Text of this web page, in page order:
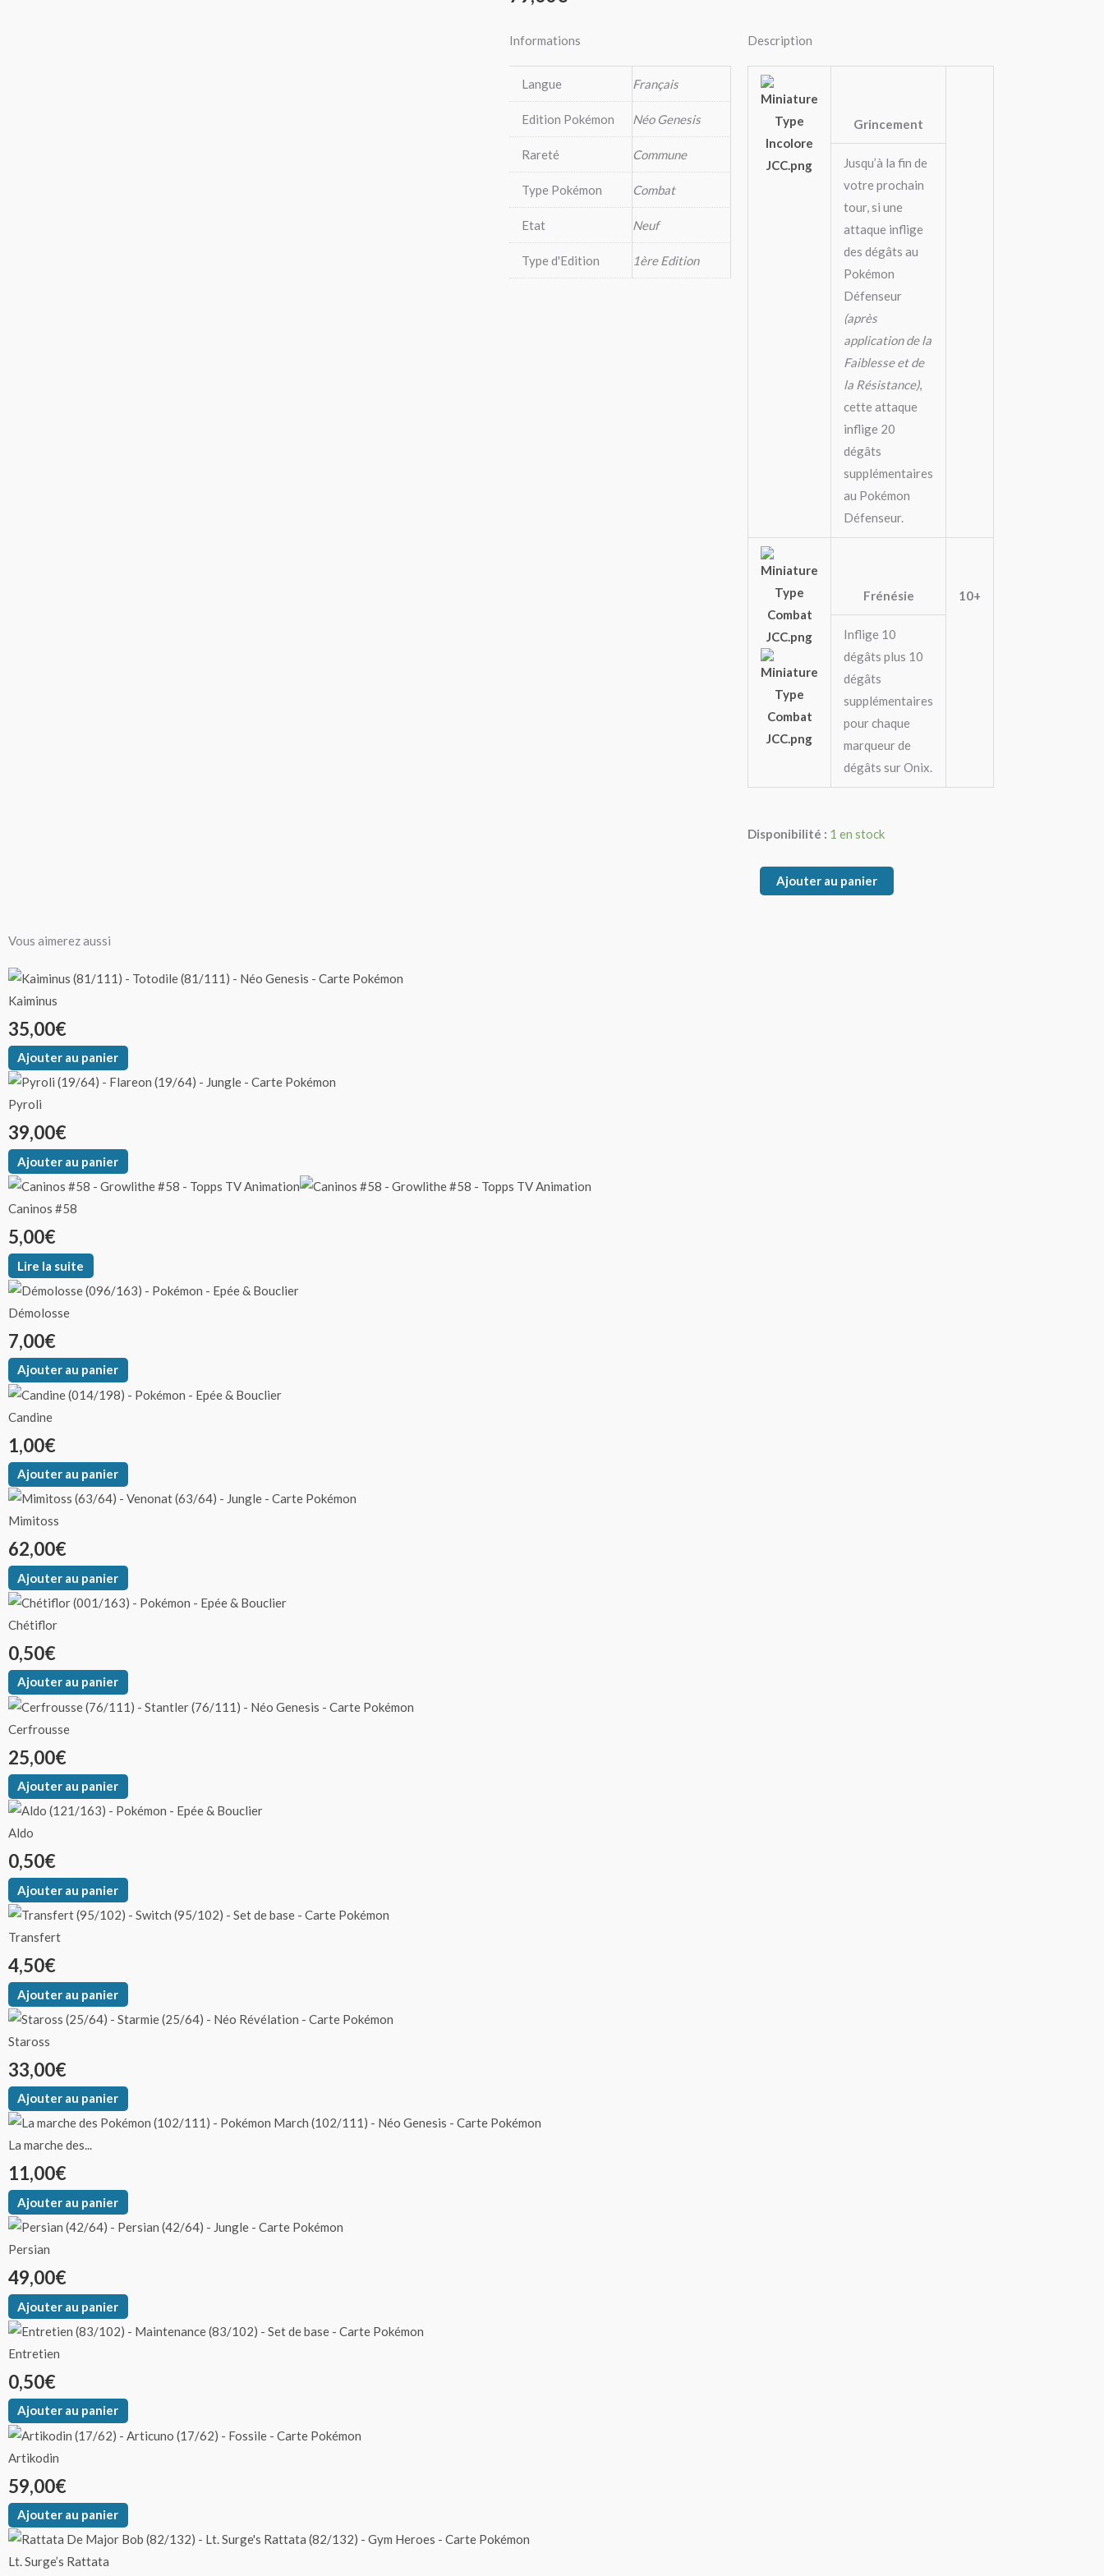
Informations
Langue Français
Edition Pokémon Néo Genesis
Rareté Commune
Type Pokémon Combat
Etat Neuf
Type d'Edition 1ère Edition
Description
Grincement
Jusqu’à la fin de
votre prochain
tour, si une
attaque inflige
des dégâts au
Pokémon
Défenseur
(après
application de la
Faiblesse et de
la Résistance),
cette attaque
inflige 20
dégâts
supplémentaires
au Pokémon
Défenseur.
Frénésie 10+
Inflige 10
dégâts plus 10
dégâts
supplémentaires
pour chaque
marqueur de
dégâts sur Onix.
Disponibilité : 1 en stock
quantité
Ajouter au panier
Vous aimerez aussi
Kaiminus
35,00€
Ajouter au panier
Pyroli
39,00€
Ajouter au panier
Caninos #58
5,00€
Lire la suite
Démolosse
7,00€
Ajouter au panier
Candine
1,00€
Ajouter au panier
Mimitoss
62,00€
Ajouter au panier
Chétiflor
0,50€
Ajouter au panier
Cerfrousse
25,00€
Ajouter au panier
Aldo
0,50€
Ajouter au panier
Transfert
4,50€
Ajouter au panier
Staross
33,00€
Ajouter au panier
La marche des...
11,00€
Ajouter au panier
Persian
49,00€
Ajouter au panier
Entretien
0,50€
Ajouter au panier
Artikodin
59,00€
Ajouter au panier
Lt. Surge’s Rattata
Plage
7,00€
Ce
Les
produit